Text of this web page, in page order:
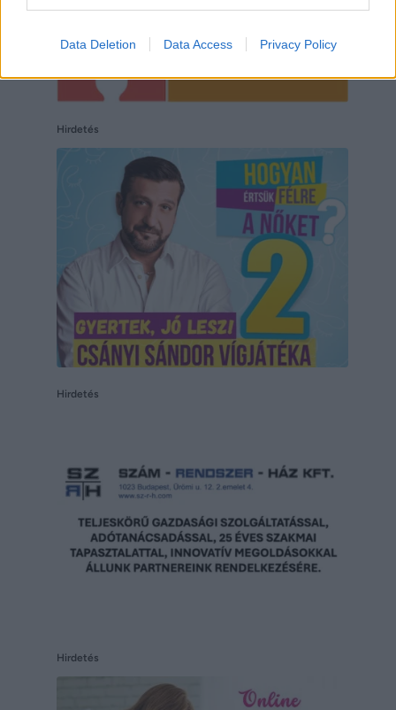
Data Deletion Data Access Privacy Policy
Hirdetés
Hirdetés
Hirdetés